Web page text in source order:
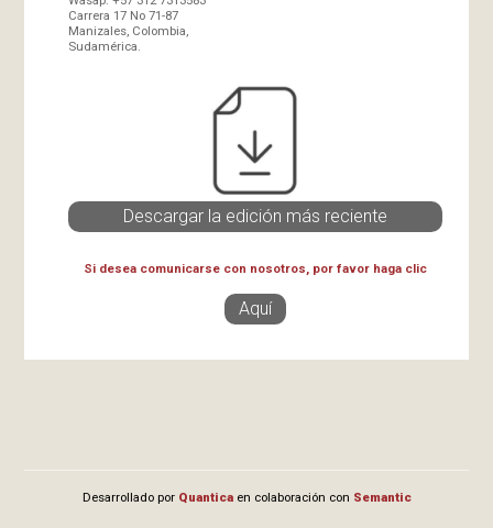
Carrera 17 No 71-87
Manizales, Colombia,
Sudamérica.
Descargar la edición más reciente
Si desea comunicarse con nosotros, por favor haga clic
Aquí
Desarrollado por Quanticaen colaboración con Semantic